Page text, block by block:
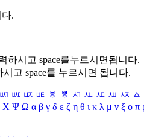
.
하시고 space를누르시면됩니다.
시고 space를 누르시면 됩니다.
ㅴ ㅵ ㅶ ㅷ ㅸ ㅹ ㅺ ㅻ ㅼ ㅽ ㅾ ㅿ
Χ Ψ Ω α β γ δ ε ζ η θ ι κ λ μ ν ξ ο π